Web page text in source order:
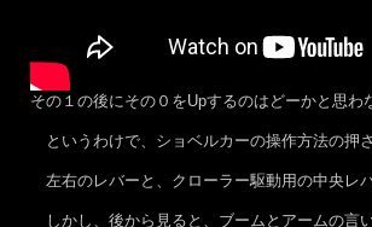
その１の後にその０をUpするのはどーかと思わ
というわけで、ショベルカーの操作方法の押
左右のレバーと、クローラー駆動用の中央レ
しかし、後から見ると、ブームとアームの言